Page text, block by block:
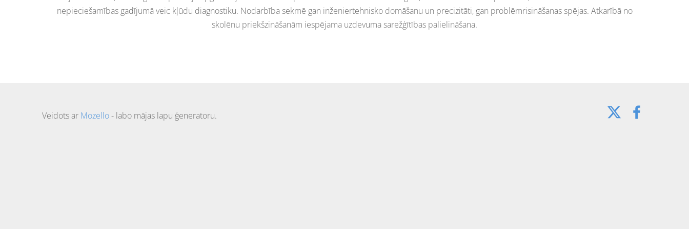
nepieciešamības gadījumā veic kļūdu diagnostiku. Nodarbība sekmē gan inženiertehnisko domāšanu un precizitāti, gan problēmrisināšanas spējas. Atkarībā no
skolēnu priekšzināšanām iespējama uzdevuma sarežģītības palielināšana.
Veidots ar Mozello- labo mājas lapu ģeneratoru.